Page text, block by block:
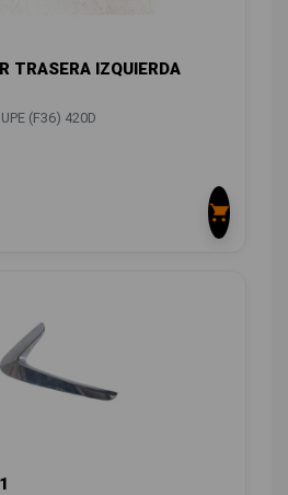
TRASERA IZQUIERDA
(F36) 420D